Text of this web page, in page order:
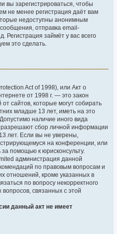
зарегистрироваться, чтобы
не менее регистрация даёт вам
недоступны анонимным
отправка email-
Регистрация займёт у вас всего
это сделать.
Act of 1998), или Акт о
от 1998 г. — это закон
сайтов, которые могут собирать
младше 13 лет, иметь на это
наличие иного вида
разрешают сбор личной информации
лет. Если вы не уверены,
на конференции, или
помощью к юрисконсульту.
администрация данной
по правовым вопросам и
отношений, кроме указанных в
по вопросу некорректного
связанных с этой
данный акт не имеет